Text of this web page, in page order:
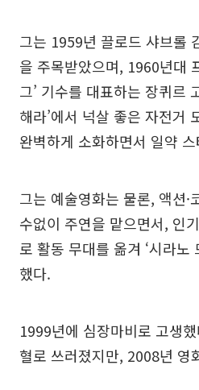
그는 1959년 끌로드 샤브롤
을 주목받았으며, 1960년대
그’ 기수를 대표하는 장퀴르
해라’에서 넉살 좋은 자전거
완벽하게 소화하면서 일약
그는 예술영화는 물론, 액션·
수없이 주연을 맡으면서, 인
로 활동 무대를 옮겨 ‘시라노
했다.
1999년에 심장마비로 고생
혈로 쓰러졌지만, 2008년 영